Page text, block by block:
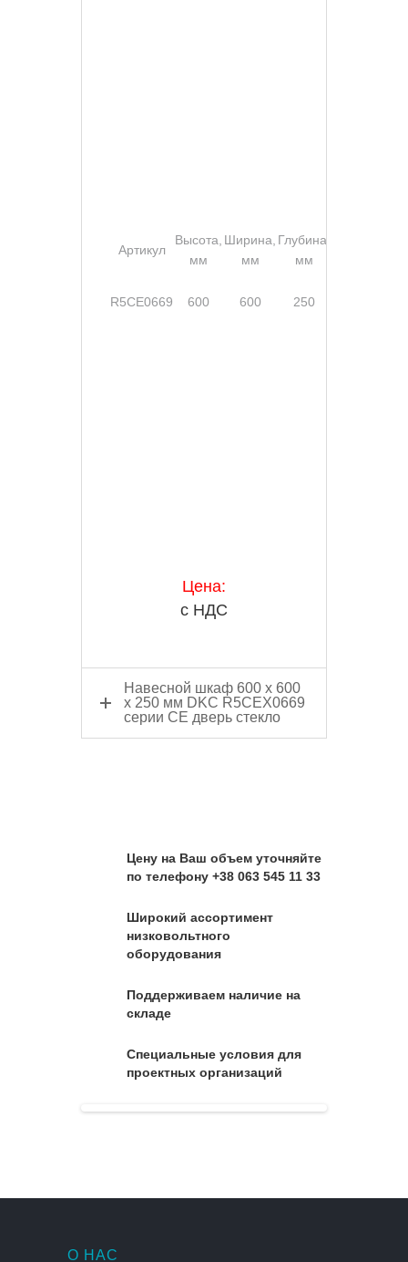
Артикул
Высота,
мм
Ширина,
мм
Глубина,
мм
R5CE0669 600 600 250
Цена:
с НДС
Навесной шкаф 600 x 600
x 250 мм DKC R5CEX0669
серии CE дверь стекло
Цену на Ваш объем уточняйте
по телефону +38 063 545 11 33
Широкий ассортимент
низковольтного
оборудования
Поддерживаем наличие на
складе
Специальные условия для
проектных организаций
О НАС